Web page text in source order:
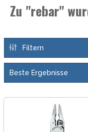
Zu "rebar"
Filtern